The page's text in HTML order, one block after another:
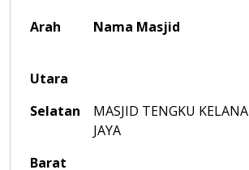
Arah Nama Masjid
Utara
Selatan
MASJID TENGKU KELANA
JAYA
Barat